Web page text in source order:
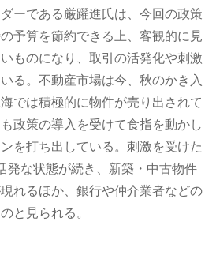
ーである厳躍進氏は、今回の政策
予算を節約できる上、客観的に見
ものになり、取引の活発化や刺激
る。不動産市場は今、秋のかき入
では積極的に物件が売り出されて
政策の導入を受けて食指を動かし
を打ち出している。刺激を受けた
発な状態が続き、新築・中古物件
れるほか、銀行や仲介業者などの
と見られる。